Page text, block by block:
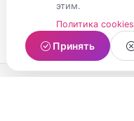
этим.
Политика cookies
Принять